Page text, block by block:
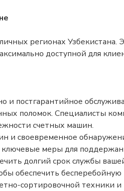
регионах Узбекистана.
доступной для
постгарантийное
поломок. Специалисты
счетных машин.
и своевременное
ключевые меры для
долгий срок службы
обеспечить
сортировочной техники и